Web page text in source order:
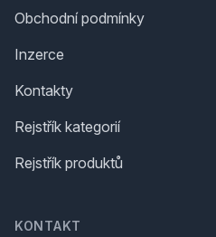
Obchodní podmínky
Inzerce
Kontakty
Rejstřík kategorií
Rejstřík produktů
KONTAKT